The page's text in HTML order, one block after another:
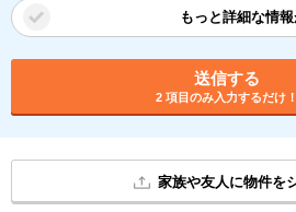
もっと詳細な情
送信する
2 項目のみ入力するだけ！
家族や友人に物件を